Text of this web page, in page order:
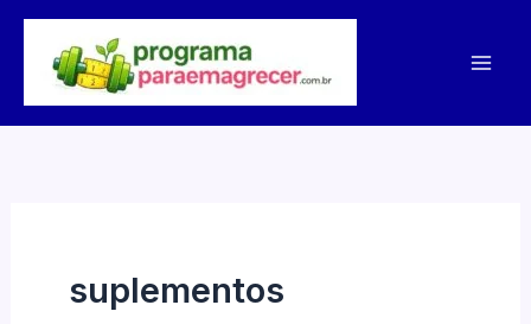
conteúdo
suplementos